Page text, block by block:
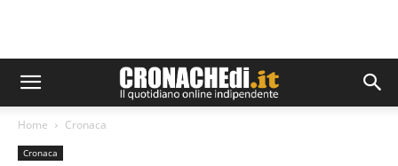
Home Cronaca
Cronaca